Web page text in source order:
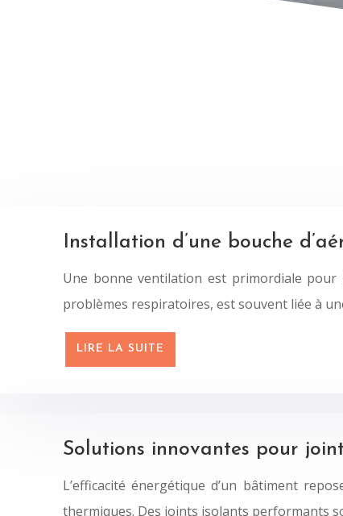
Installation d’une bouche
Une bonne ventilation est primordiale pour
problèmes respiratoires, est souvent liée à
LIRE LA SUITE
Solutions innovantes pour
L’efficacité énergétique d’un bâtiment
thermiques. Des joints isolants performants